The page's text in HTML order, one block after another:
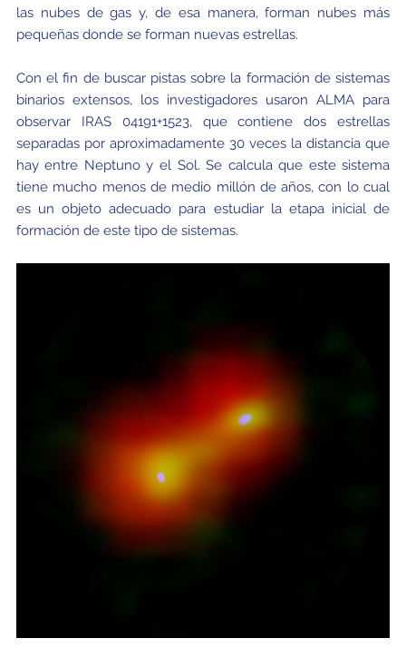
las nubes de gas y, de esa manera, forman nubes más
pequeñas donde se forman nuevas estrellas.
Con el fin de buscar pistas sobre la formación de sistemas
binarios extensos, los investigadores usaron ALMA para
observar IRAS 04191+1523, que contiene dos estrellas
separadas por aproximadamente 30 veces la distancia que
hay entre Neptuno y el Sol. Se calcula que este sistema
tiene mucho menos de medio millón de años, con lo cual
es un objeto adecuado para estudiar la etapa inicial de
formación de este tipo de sistemas.